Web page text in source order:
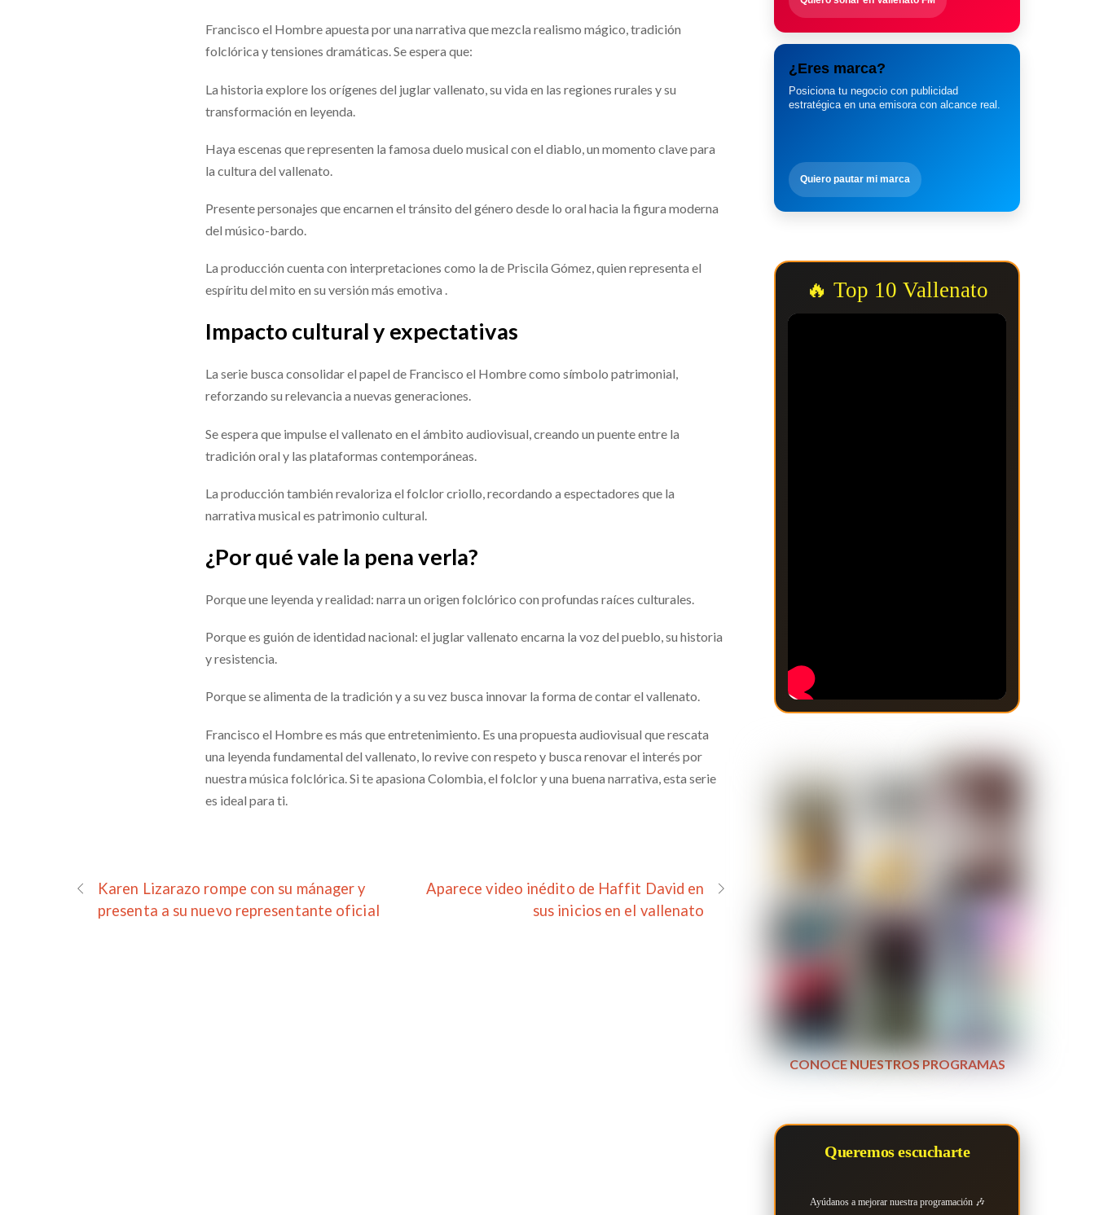
Francisco el Hombre apuesta por una narrativa que mezcla realismo mágico, tradición
folclórica y tensiones dramáticas. Se espera que:
La historia explore los orígenes del juglar vallenato, su vida en las regiones rurales y su
transformación en leyenda.
Haya escenas que representen la famosa duelo musical con el diablo, un momento clave para
la cultura del vallenato.
Presente personajes que encarnen el tránsito del género desde lo oral hacia la figura moderna
del músico-bardo.
La producción cuenta con interpretaciones como la de Priscila Gómez, quien representa el
espíritu del mito en su versión más emotiva .
Impacto cultural y expectativas
La serie busca consolidar el papel de Francisco el Hombre como símbolo patrimonial,
reforzando su relevancia a nuevas generaciones.
Se espera que impulse el vallenato en el ámbito audiovisual, creando un puente entre la
tradición oral y las plataformas contemporáneas.
La producción también revaloriza el folclor criollo, recordando a espectadores que la
narrativa musical es patrimonio cultural.
¿Por qué vale la pena verla?
Porque une leyenda y realidad: narra un origen folclórico con profundas raíces culturales.
Porque es guión de identidad nacional: el juglar vallenato encarna la voz del pueblo, su historia
y resistencia.
Porque se alimenta de la tradición y a su vez busca innovar la forma de contar el vallenato.
Francisco el Hombre es más que entretenimiento. Es una propuesta audiovisual que rescata
una leyenda fundamental del vallenato, lo revive con respeto y busca renovar el interés por
nuestra música folclórica. Si te apasiona Colombia, el folclor y una buena narrativa, esta serie
es ideal para ti.
Karen Lizarazo rompe con su mánager y
presenta a su nuevo representante oficial
Aparece video inédito de Haffit David en
sus inicios en el vallenato
¿Eres marca?
Posiciona tu negocio con publicidad
estratégica en una emisora con alcance real.
Quiero pautar mi marca
🔥 Top 10 Vallenato
CONOCE NUESTROS PROGRAMAS
Queremos escucharte
Ayúdanos a mejorar nuestra programación 🎶